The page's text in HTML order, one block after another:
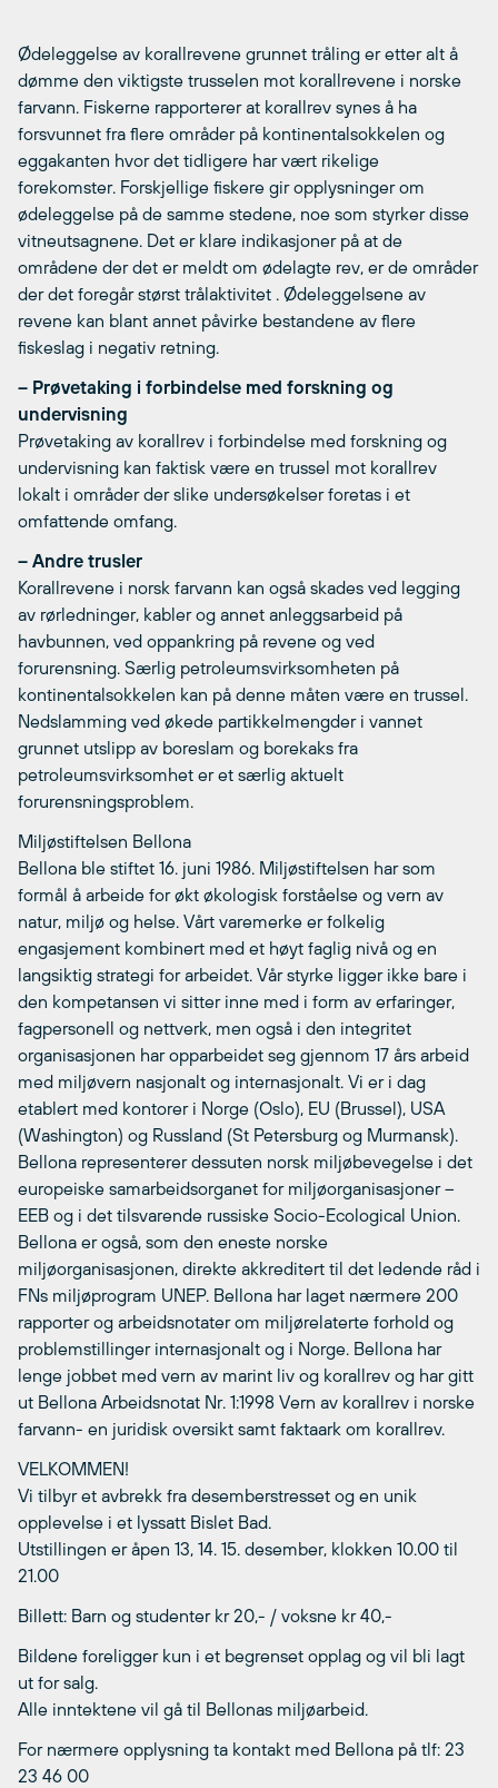
Ødeleggelse av korallrevene grunnet tråling er etter alt å
dømme den viktigste trusselen mot korallrevene i norske
farvann. Fiskerne rapporterer at korallrev synes å ha
forsvunnet fra flere områder på kontinentalsokkelen og
eggakanten hvor det tidligere har vært rikelige
forekomster. Forskjellige fiskere gir opplysninger om
ødeleggelse på de samme stedene, noe som styrker disse
vitneutsagnene. Det er klare indikasjoner på at de
områdene der det er meldt om ødelagte rev, er de områder
der det foregår størst trålaktivitet . Ødeleggelsene av
revene kan blant annet påvirke bestandene av flere
fiskeslag i negativ retning.
– Prøvetaking i forbindelse med forskning og
undervisning
Prøvetaking av korallrev i forbindelse med forskning og
undervisning kan faktisk være en trussel mot korallrev
lokalt i områder der slike undersøkelser foretas i et
omfattende omfang.
– Andre trusler
Korallrevene i norsk farvann kan også skades ved legging
av rørledninger, kabler og annet anleggsarbeid på
havbunnen, ved oppankring på revene og ved
forurensning. Særlig petroleumsvirksomheten på
kontinentalsokkelen kan på denne måten være en trussel.
Nedslamming ved økede partikkelmengder i vannet
grunnet utslipp av boreslam og borekaks fra
petroleumsvirksomhet er et særlig aktuelt
forurensningsproblem.
Miljøstiftelsen Bellona
Bellona ble stiftet 16. juni 1986. Miljøstiftelsen har som
formål å arbeide for økt økologisk forståelse og vern av
natur, miljø og helse. Vårt varemerke er folkelig
engasjement kombinert med et høyt faglig nivå og en
langsiktig strategi for arbeidet. Vår styrke ligger ikke bare i
den kompetansen vi sitter inne med i form av erfaringer,
fagpersonell og nettverk, men også i den integritet
organisasjonen har opparbeidet seg gjennom 17 års arbeid
med miljøvern nasjonalt og internasjonalt. Vi er i dag
etablert med kontorer i Norge (Oslo), EU (Brussel), USA
(Washington) og Russland (St Petersburg og Murmansk).
Bellona representerer dessuten norsk miljøbevegelse i det
europeiske samarbeidsorganet for miljøorganisasjoner –
EEB og i det tilsvarende russiske Socio-Ecological Union.
Bellona er også, som den eneste norske
miljøorganisasjonen, direkte akkreditert til det ledende råd i
FNs miljøprogram UNEP. Bellona har laget nærmere 200
rapporter og arbeidsnotater om miljørelaterte forhold og
problemstillinger internasjonalt og i Norge. Bellona har
lenge jobbet med vern av marint liv og korallrev og har gitt
ut Bellona Arbeidsnotat Nr. 1:1998 Vern av korallrev i norske
farvann- en juridisk oversikt samt faktaark om korallrev.
VELKOMMEN!
Vi tilbyr et avbrekk fra desemberstresset og en unik
opplevelse i et lyssatt Bislet Bad.
Utstillingen er åpen 13, 14. 15. desember, klokken 10.00 til
21.00
Billett: Barn og studenter kr 20,- / voksne kr 40,-
Bildene foreligger kun i et begrenset opplag og vil bli lagt
ut for salg.
Alle inntektene vil gå til Bellonas miljøarbeid.
For nærmere opplysning ta kontakt med Bellona på tlf: 23
23 46 00